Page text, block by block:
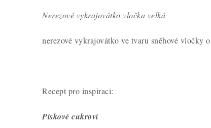
Nerezové vykrajovátko vločka velká
nerezové vykrajovátko ve tvaru sněhové vločky
Recept pro inspiraci:
Pískové cukroví